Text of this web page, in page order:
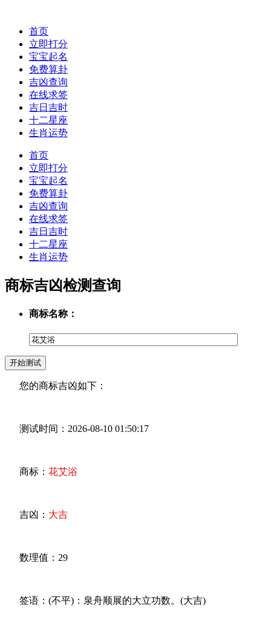
首页
立即打分
宝宝起名
免费算卦
吉凶查询
在线求签
吉日吉时
十二星座
生肖运势
首页
立即打分
宝宝起名
免费算卦
吉凶查询
在线求签
吉日吉时
十二星座
生肖运势
商标吉凶检测查询
商标名称：
您的商标吉凶如下：
测试时间：2026-08-10 01:50:17
商标： 花艾浴
吉凶： 大吉
数理值：29
签语：(不平)：泉舟顺展的大立功数。(大吉)